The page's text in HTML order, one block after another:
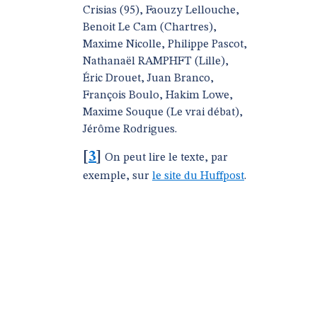
Crisias (95), Faouzy Lellouche,
Benoit Le Cam (Chartres),
Maxime Nicolle, Philippe Pascot,
Nathanaël RAMPHFT (Lille),
Éric Drouet, Juan Branco,
François Boulo, Hakim Lowe,
Maxime Souque (Le vrai débat),
Jérôme Rodrigues.
3
On peut lire le texte, par
exemple, sur le site du Huffpost.